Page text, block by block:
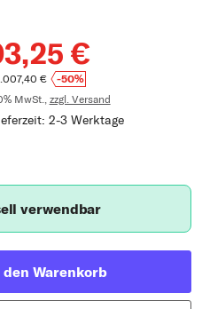
€
€
-50%
MwSt., zzgl. Versand
2-3 Werktage
verwendbar
den Warenkorb